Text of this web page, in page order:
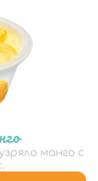
манго с